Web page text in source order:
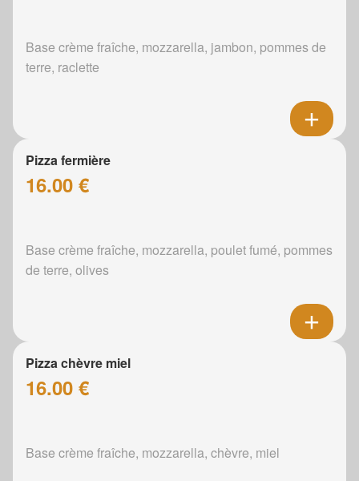
Base crème fraîche, mozzarella, jambon, pommes de
terre, raclette
Pizza fermière
16.00 €
Base crème fraîche, mozzarella, poulet fumé, pommes
de terre, olives
Pizza chèvre miel
16.00 €
Base crème fraîche, mozzarella, chèvre, miel